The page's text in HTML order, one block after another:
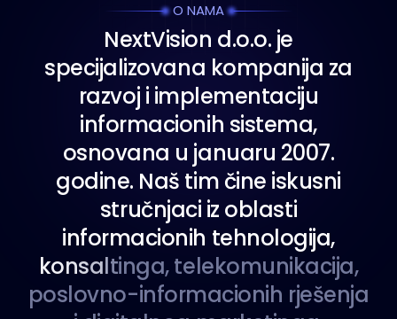
O NAMA
NextVision d.o.o. je
specijalizovana kompanija za
razvoj i implementaciju
informacionih sistema,
osnovana u januaru 2007.
godine. Naš tim čine iskusni
stručnjaci iz oblasti
informacionih tehnologija,
konsaltinga,telekomunikacija,
poslovno-informacionih rješenja